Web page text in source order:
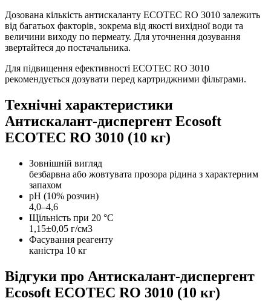
Дозована кількість антискаланту ECOTEC RO 3010 залежить
від багатьох факторів, зокрема від якості вихідної води та
величини виходу по пермеату. Для уточнення дозування
звертайтеся до постачальника.
Для підвищення ефективності ECOTEC RO 3010
рекомендується дозувати перед картриджними фільтрами.
Технічні характеристики
Антискалант-диспергент Ecosoft
ECOTEC RO 3010 (10 кг)
Зовнішній вигляд
безбарвна або жовтувата прозора рідина з характерним
запахом
рН (10% розчин)
4,0–4,6
Щільність при 20 °C
1,15±0,05 г/см3
Фасування реагенту
каністра 10 кг
Відгуки про Антискалант-диспергент
Ecosoft ECOTEC RO 3010 (10 кг)